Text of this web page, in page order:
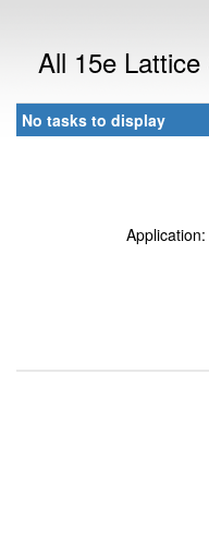
All 15e
No tasks to display
Application: